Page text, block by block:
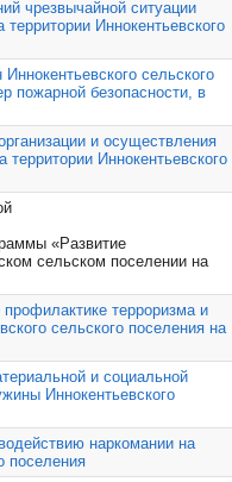
чрезвычайной ситуации
территории Иннокентьевского
сельского
пожарной безопасности, в
и осуществления
Иннокентьевского
«Развитие
сельском поселении на
терроризма и
сельского поселения на
и социальной
Иннокентьевского
наркомании на
поселения